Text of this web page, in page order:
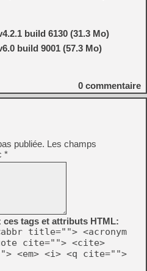
build 6130 (31.3 Mo)
build 9001 (57.3 Mo)
0 commentaire
publiée. Les champs
*
ces tags et attributs HTML:
title=""> <acronym
cite=""> <cite>
<em> <i> <q cite="">